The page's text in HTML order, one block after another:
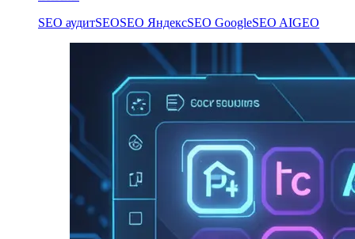
SEO аудитSEOSEO ЯндексSEO GoogleSEO AIGEO